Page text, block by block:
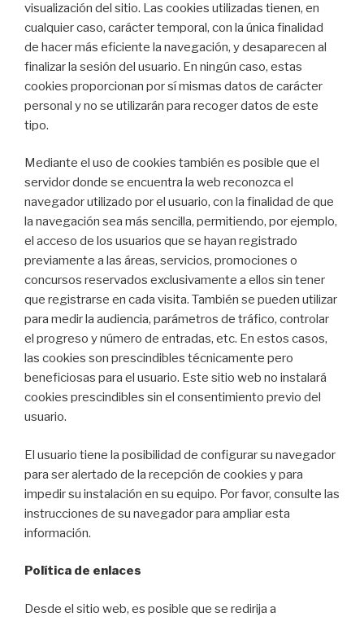
visualización del sitio. Las cookies utilizadas tienen, en
cualquier caso, carácter temporal, con la única finalidad
de hacer más eficiente la navegación, y desaparecen al
finalizar la sesión del usuario. En ningún caso, estas
cookies proporcionan por sí mismas datos de carácter
personal y no se utilizarán para recoger datos de este
tipo.
Mediante el uso de cookies también es posible que el
servidor donde se encuentra la web reconozca el
navegador utilizado por el usuario, con la finalidad de que
la navegación sea más sencilla, permitiendo, por ejemplo,
el acceso de los usuarios que se hayan registrado
previamente a las áreas, servicios, promociones o
concursos reservados exclusivamente a ellos sin tener
que registrarse en cada visita. También se pueden utilizar
para medir la audiencia, parámetros de tráfico, controlar
el progreso y número de entradas, etc. En estos casos,
las cookies son prescindibles técnicamente pero
beneficiosas para el usuario. Este sitio web no instalará
cookies prescindibles sin el consentimiento previo del
usuario.
El usuario tiene la posibilidad de configurar su navegador
para ser alertado de la recepción de cookies y para
impedir su instalación en su equipo. Por favor, consulte las
instrucciones de su navegador para ampliar esta
información.
Política de enlaces
Desde el sitio web, es posible que se redirija a